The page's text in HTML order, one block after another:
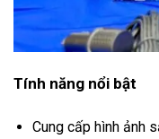
Tính năng nổi bật
Cung cấp hình ảnh